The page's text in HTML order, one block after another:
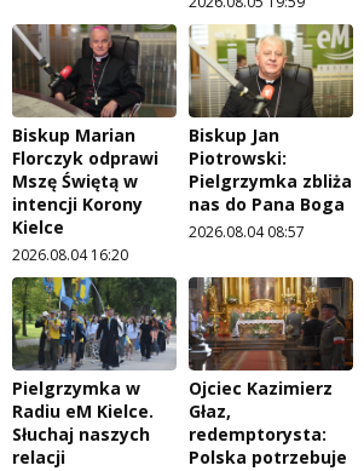
Biskup Marian
Florczyk odprawi
Mszę Świętą w
intencji Korony
Kielce
2026.08.04 16:20
Biskup Jan
Piotrowski:
Pielgrzymka zbliża
nas do Pana Boga
2026.08.04 08:57
Pielgrzymka w
Radiu eM Kielce.
Słuchaj naszych
relacji
Ojciec Kazimierz
Głaz,
redemptorysta:
Polska potrzebuje